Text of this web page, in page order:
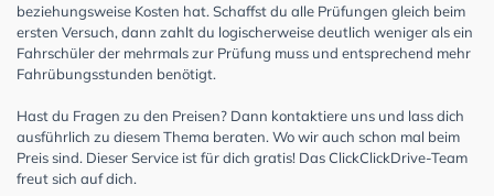
beziehungsweise Kosten hat. Schaffst du alle Prüfungen gleich beim
ersten Versuch, dann zahlt du logischerweise deutlich weniger als ein
Fahrschüler der mehrmals zur Prüfung muss und entsprechend mehr
Fahrübungsstunden benötigt.
Hast du Fragen zu den Preisen? Dann kontaktiere uns und lass dich
ausführlich zu diesem Thema beraten. Wo wir auch schon mal beim
Preis sind. Dieser Service ist für dich gratis! Das ClickClickDrive-Team
freut sich auf dich.